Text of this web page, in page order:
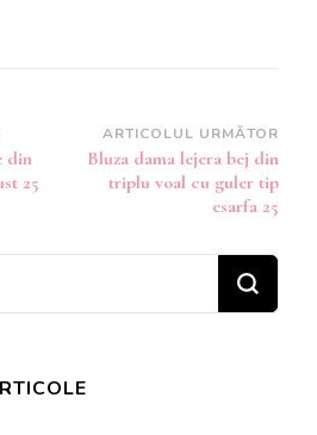
din
25
ARTICOLUL URMĂTOR
Bluza dama lejera bej din
triplu voal cu guler tip
esarfa 25